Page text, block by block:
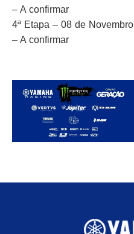
– A confirmar
4ª Etapa – 08 de Novembro
– A confirmar